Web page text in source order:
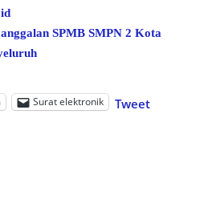
SPMB SMPN 2 Kota
Surat elektronik Tweet